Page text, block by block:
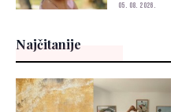
05. 08. 2026.
Najčitanije